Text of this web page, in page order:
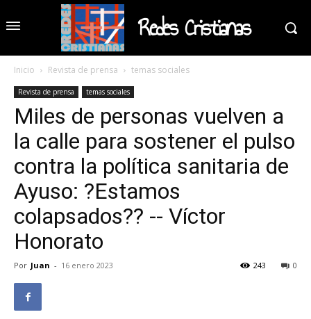
Redes Cristianas
Inicio Revista de prensa temas sociales
Revista de prensa temas sociales
Miles de personas vuelven a
la calle para sostener el pulso
contra la política sanitaria de
Ayuso: ?Estamos
colapsados?? -- Víctor
Honorato
Por Juan - 16 enero 2023 0
243